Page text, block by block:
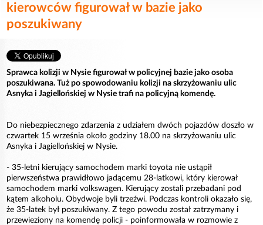
kierowców figurował w bazie jako
poszukiwany
Sprawca kolizji w Nysie figurował w policyjnej bazie jako osoba
poszukiwana. Tuż po spowodowaniu kolizji na skrzyżowaniu ulic
Asnyka i Jagiellońskiej w Nysie trafi na policyjną komendę.
Do niebezpiecznego zdarzenia z udziałem dwóch pojazdów doszło w
czwartek 15 września około godziny 18.00 na skrzyżowaniu ulic
Asnyka i Jagiellońskiej w Nysie.
- 35-letni kierujący samochodem marki toyota nie ustąpił
pierwszeństwa prawidłowo jadącemu 28-latkowi, który kierował
samochodem marki volkswagen. Kierujący zostali przebadani pod
kątem alkoholu. Obydwoje byli trzeźwi. Podczas kontroli okazało się,
że 35-latek był poszukiwany. Z tego powodu został zatrzymany i
przewieziony na komendę policji - poinformowała w rozmowie z